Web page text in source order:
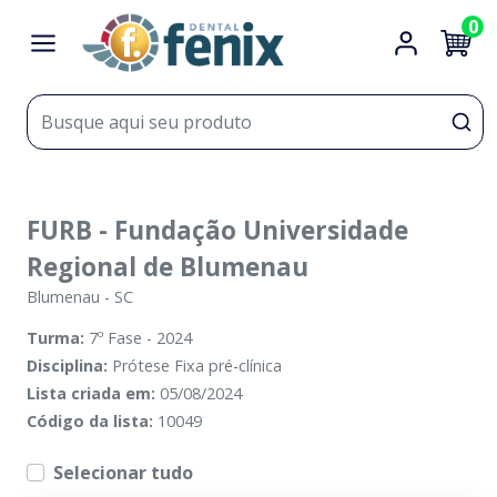
0
FURB - Fundação Universidade
Regional de Blumenau
Blumenau - SC
Turma: 7º Fase - 2024
Disciplina: Prótese Fixa pré-clínica
Lista criada em: 05/08/2024
Código da lista: 10049
Selecionar tudo